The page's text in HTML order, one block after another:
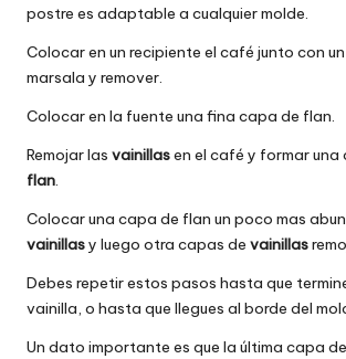
postre es adaptable a cualquier molde.
Colocar en un recipiente el café junto con
marsala y remover.
Colocar en la fuente una fina capa de flan.
Remojar las vainillasen el café y formar una
flan.
Colocar una capa de flan un poco mas
vainillasy luego otra capas de vainillas
Debes repetir estos pasos hasta que
vainilla, o hasta que llegues al borde del
Un dato importante es que la última capa